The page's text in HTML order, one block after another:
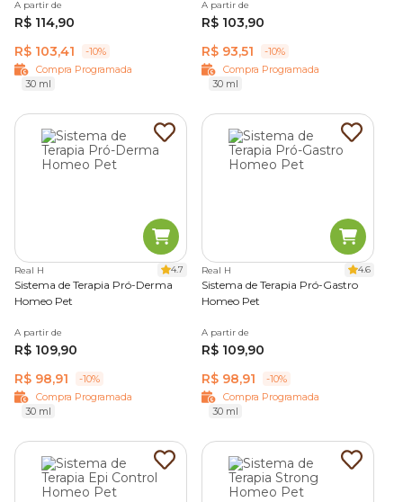
Se você procura
remédios de homeopatia para gatos
com o menor preço
, não há lugar melhor do que o pet
shop online de Cobasi. Só o tutor tem as melhores marcas
de florais evitaminas
para o pet com descontos especiais
doAmigo Cobasi compra programada
A partir de
R$ 114,90
R$ 103,41
-10%
Compra Programada
30 ml
A partir de
R$ 103,90
R$ 93,51
-10%
Compra Programada
30 ml
Real H 4.7
Sistema de Terapia Pró-Derma
Homeo Pet
A partir de
R$ 109,90
R$ 98,91
-10%
Compra Programada
30 ml
Real H 4.6
Sistema de Terapia Pró-Gastro
Homeo Pet
A partir de
R$ 109,90
R$ 98,91
-10%
Compra Programada
30 ml